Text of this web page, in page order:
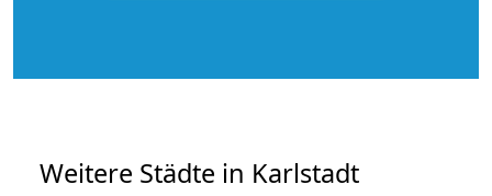
Weitere Städte in Karlstadt